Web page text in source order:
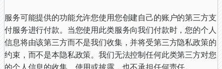
服务可能提供的功能允许您使用您创建自己的账户的第三方支
付服务进行付款。当您使用此类服务向我们付款时，您的个人
信息将由该第三方而不是我们收集，并将受第三方隐私政策的
约束，而不是本隐私政策。我们无法控制任何此类第三方对您